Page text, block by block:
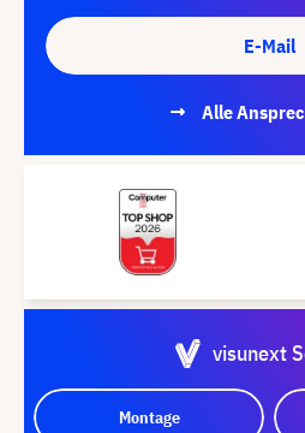
E-Mail
Alle
visunext
Montage